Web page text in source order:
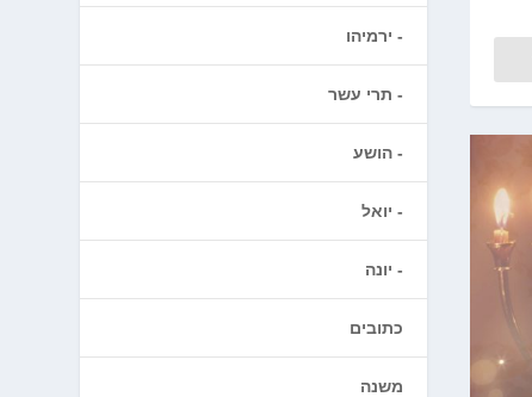
ירמיהו
תרי עשר
הושע
יואל
יונה
כתובים
משנה